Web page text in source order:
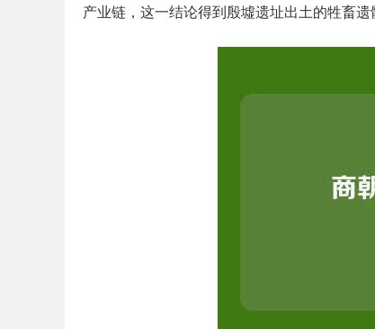
产业链，这一结论得到殷墟遗址出土的牲畜遗